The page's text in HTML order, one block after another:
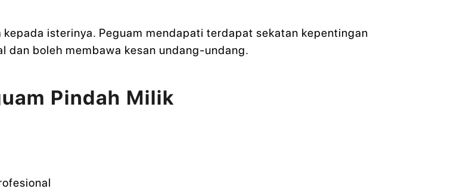
isterinya. Peguam mendapati terdapat sekatan kepentingan
dan boleh membawa kesan undang-undang.
Pindah Milik